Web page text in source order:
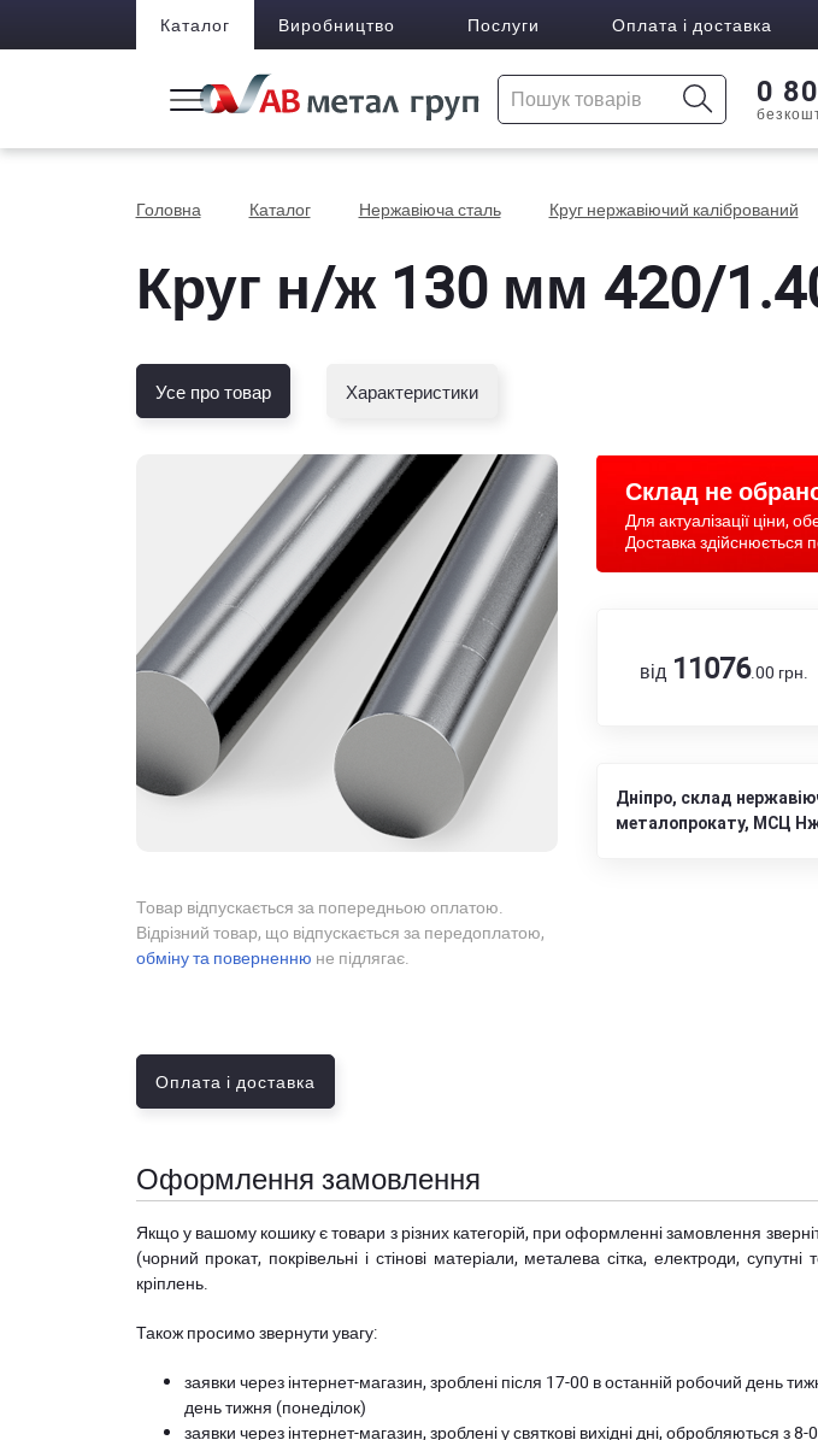
Каталог Виробництво Послуги Оплата і доставка
0
Головна Каталог Нержавіюча сталь Круг нержавіючий калібрований
Круг н/ж 130 мм 420/
Усе про товар Характеристики
Товар відпускається за попередньою оплатою.
Відрізний товар, що відпускається за передоплатою,
обміну та поверненню не підлягає.
Склад не
Для актуалізації ціни,
Доставка здійснюється
від 11076.00 грн.
Дніпро, склад
металопрокату, МСЦ
Оплата і доставка
Оформлення замовлення
Якщо у вашому кошику є товари з різних категорій, при оформленні замовлення
(чорний прокат, покрівельні і стінові матеріали, металева сітка, електроди,
кріплень.
Також просимо звернути увагу:
заявки через інтернет-магазин, зроблені після 17-00 в останній робочий день
день тижня (понеділок)
заявки через інтернет-магазин, зроблені у святкові вихідні дні, обробляються з